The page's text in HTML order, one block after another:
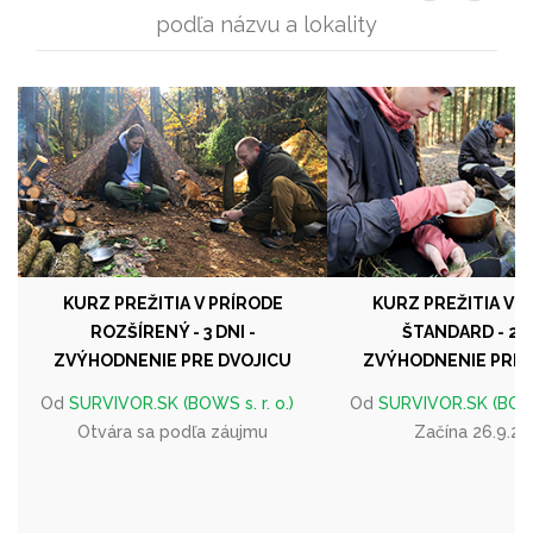
podľa názvu a lokality
KURZ PREŽITIA V PRÍRODE
ROZŠÍRENÝ - 3 DNI -
ZVÝHODNENIE PRE DVOJICU
Od SURVIVOR.SK (BOWS s. r. o.)
Otvára sa podľa záujmu
KURZ PREŽITIA V
ŠTANDARD - 2
ZVÝHODNENIE PRE
Od SURVIVOR.SK
Začína